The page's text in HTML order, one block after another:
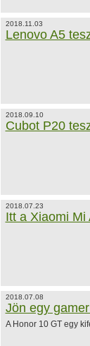
2018.11.03
Lenovo A5
2018.09.10
Cubot P20
2018.07.23
Itt a Xiaomi Mi
2018.07.08
Jön egy
A Honor 10 GT egy